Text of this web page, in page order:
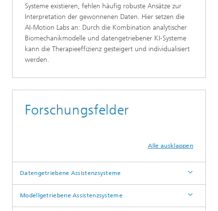
Systeme existieren, fehlen häufig robuste Ansätze zur
Interpretation der gewonnenen Daten. Hier setzen die
AI-Motion Labs an: Durch die Kombination analytischer
Biomechanikmodelle und datengetriebener KI-Systeme
kann die Therapieeffizienz gesteigert und individualisiert
werden.
Forschungsfelder
Alle ausklappen
Datengetriebene Assistenzsysteme
Modellgetriebene Assistenzsysteme